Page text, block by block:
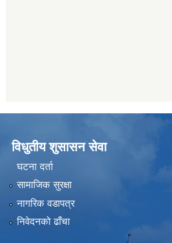
विधुतीय शुसासन सेवा
घटना दर्ता
सामाजिक सुरक्षा
नागरिक वडापत्र
निवेदनको ढाँचा